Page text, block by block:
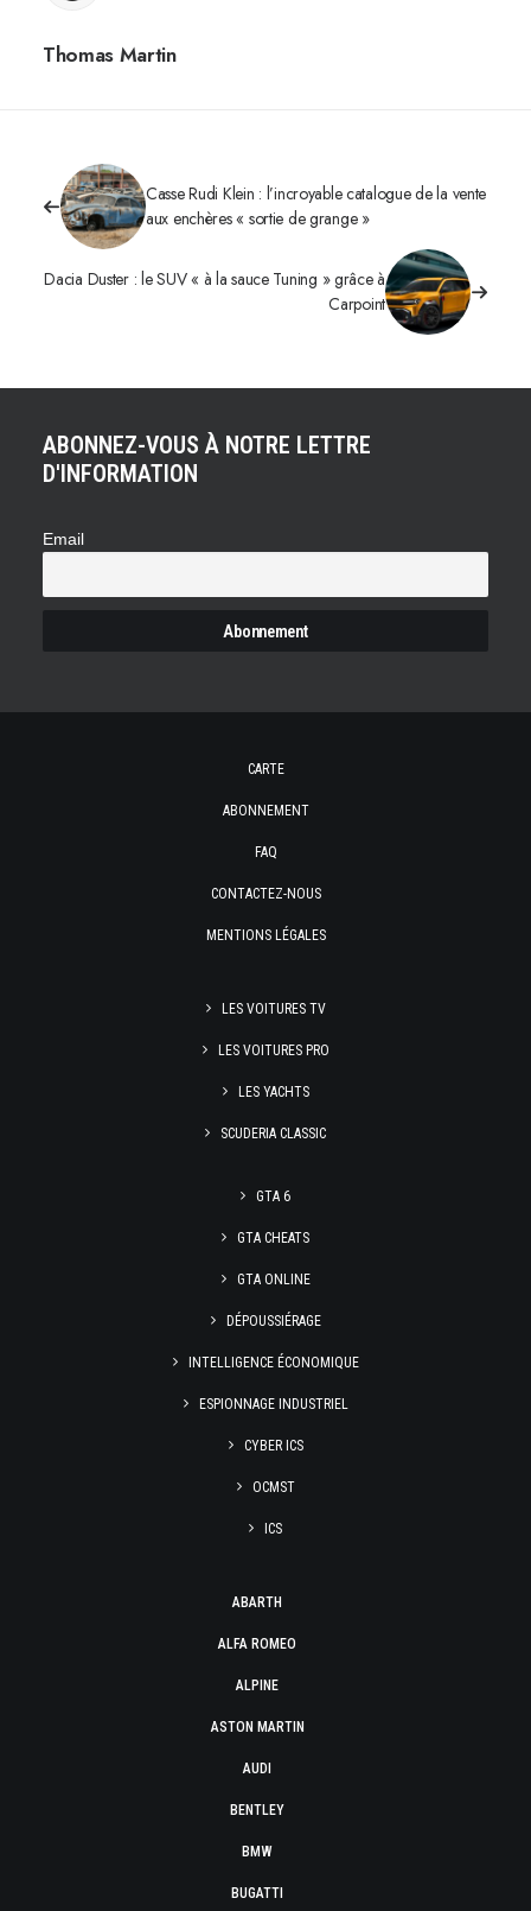
Thomas Martin
Casse Rudi Klein : l’incroyable catalogue de la vente
aux enchères « sortie de grange »
Dacia Duster : le SUV « à la sauce Tuning » grâce à
Carpoint
ABONNEZ-VOUS À NOTRE LETTRE
D'INFORMATION
Email
CARTE
ABONNEMENT
FAQ
CONTACTEZ-NOUS
MENTIONS LÉGALES
LES VOITURES TV
LES VOITURES PRO
LES YACHTS
SCUDERIA CLASSIC
GTA 6
GTA CHEATS
GTA ONLINE
DÉPOUSSIÉRAGE
INTELLIGENCE ÉCONOMIQUE
ESPIONNAGE INDUSTRIEL
CYBER ICS
OCMST
ICS
ABARTH
ALFA ROMEO
ALPINE
ASTON MARTIN
AUDI
BENTLEY
BMW
BUGATTI